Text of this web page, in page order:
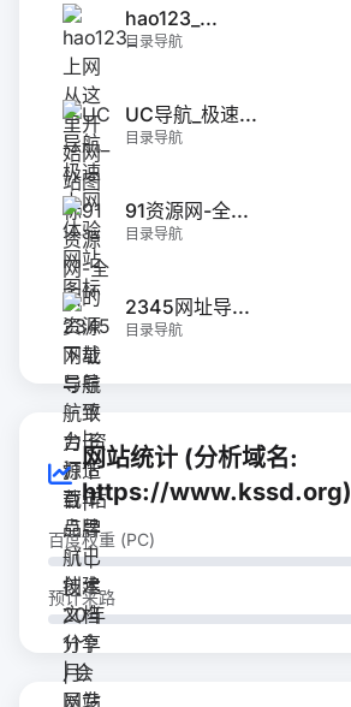
hao123_...
目录导航
UC导航_极速...
目录导航
91资源网-全...
目录导航
2345网址导...
目录导航
网站统计 (分析域名:
https://www.kssd.org)
百度权重 (PC)
预计来路